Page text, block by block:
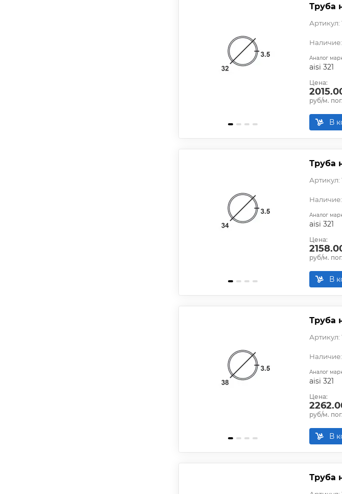
Труба
Артикул:
aisi 321
Цена:
руб/м. пог.
В
Труба
Артикул:
aisi 321
Цена:
руб/м. пог.
В
Труба
Артикул:
aisi 321
Цена:
руб/м. пог.
В
Труба